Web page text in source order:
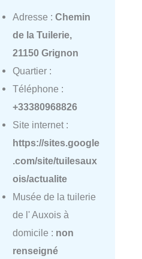
Adresse : Chemin
de la Tuilerie,
21150 Grignon
Quartier :
Téléphone :
+33380968826
Site internet :
https://sites.google
.com/site/tuilesaux
ois/actualite
Musée de la tuilerie
de l' Auxois à
domicile : non
renseigné